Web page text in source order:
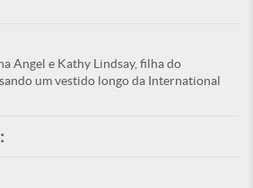
Angel e Kathy Lindsay, filha do
um vestido longo da International